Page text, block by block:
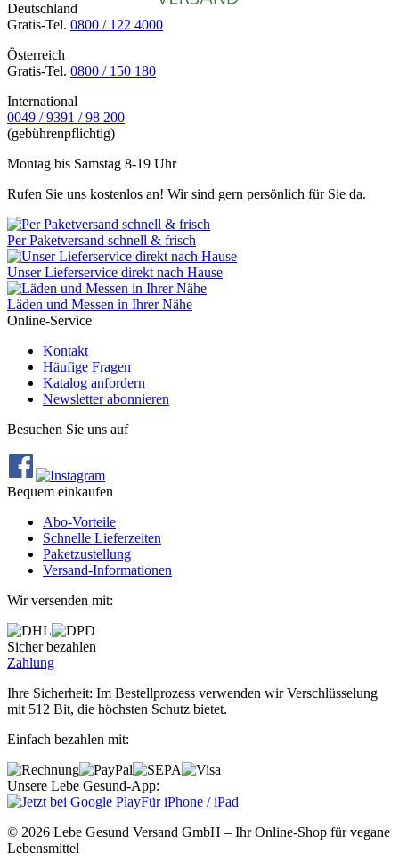
Deutschland
Gratis-Tel. 0800 / 122 4000
Österreich
Gratis-Tel. 0800 / 150 180
International
0049 / 9391 / 98 200
(gebührenpflichtig)
Montag bis Samstag 8-19 Uhr
Rufen Sie uns kostenlos an! Wir sind gern persönlich für Sie da.
Per Paketversand schnell & frisch
Unser Lieferservice direkt nach Hause
Läden und Messen in Ihrer Nähe
Online-Service
Kontakt
Häufige Fragen
Katalog anfordern
Newsletter abonnieren
Besuchen Sie uns auf
Bequem einkaufen
Abo‐Vorteile
Schnelle Lieferzeiten
Paketzustellung
Versand‐Informationen
Wir versenden mit:
Sicher bezahlen
Zahlung
Ihre Sicherheit: Im Bestellprozess verwenden wir Verschlüsselung
mit 512 Bit, die höchsten Schutz bietet.
Einfach bezahlen mit:
Unsere Lebe Gesund-App:
Für iPhone / iPad
© 2026 Lebe Gesund Versand GmbH – Ihr Online‐Shop für vegane
Lebensmittel